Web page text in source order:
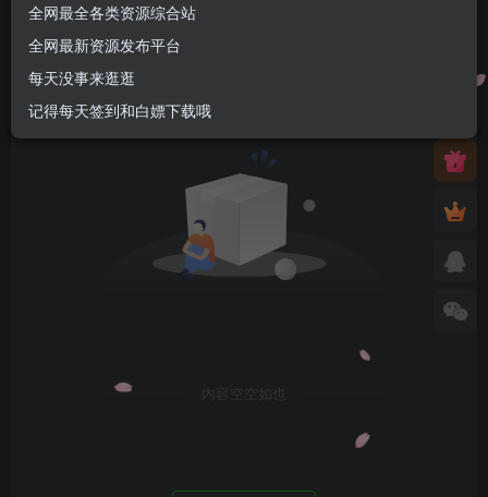
全部 最新发布 最新回复
内容空空如也
全网最全各类资源综合站
全网最新资源发布平台
每天没事来逛逛
记得每天签到和白嫖下载哦